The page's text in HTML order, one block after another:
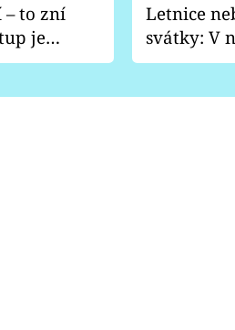
– to zní
je
Letnice
svátky: V
pondělí